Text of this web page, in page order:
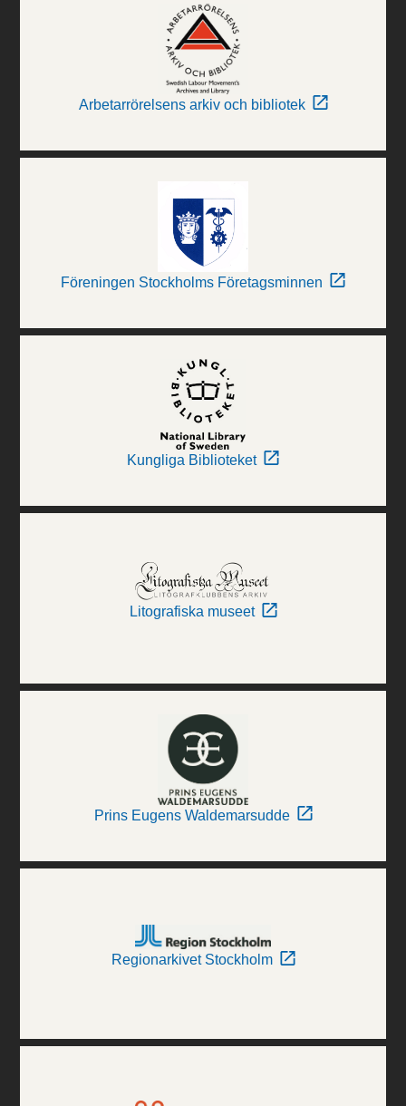
Arbetarrörelsens arkiv och bibliotek
Föreningen Stockholms Företagsminnen
Kungliga Biblioteket
Litografiska museet
Prins Eugens Waldemarsudde
Regionarkivet Stockholm